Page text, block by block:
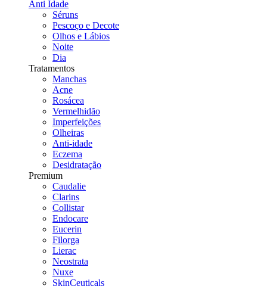
Anti Idade
Séruns
Pescoço e Decote
Olhos e Lábios
Noite
Dia
Tratamentos
Manchas
Acne
Rosácea
Vermelhidão
Imperfeições
Olheiras
Anti-idade
Eczema
Desidratação
Premium
Caudalie
Clarins
Collistar
Endocare
Eucerin
Filorga
Lierac
Neostrata
Nuxe
SkinCeuticals